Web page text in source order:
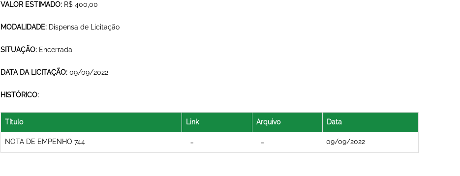
VALOR ESTIMADO: R$ 400,00
MODALIDADE: Dispensa de Licitação
SITUAÇÃO: Encerrada
DATA DA LICITAÇÃO: 09/09/2022
HISTÓRICO:
Título Link Arquivo Data
NOTA DE EMPENHO 744 09/09/2022